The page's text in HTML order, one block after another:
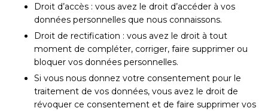
Droit d’accès : vous avez le droit d’accéder à vos
données personnelles que nous connaissons.
Droit de rectification : vous avez le droit à tout
moment de compléter, corriger, faire supprimer ou
bloquer vos données personnelles.
Si vous nous donnez votre consentement pour le
traitement de vos données, vous avez le droit de
révoquer ce consentement et de faire supprimer vos